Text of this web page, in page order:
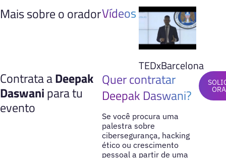
Mais sobre o oradorVídeos
TEDxBarcelona
Contrata aDeepak
Daswanipara tu
evento
Quer contratar
Deepak Daswani?
Se você procura uma
palestra sobre
cibersegurança, hacking
ético ou crescimento
pessoal a partir de uma